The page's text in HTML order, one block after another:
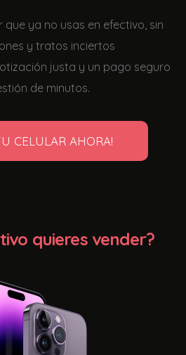
que ya no usas en efectivo, sin
y tratos inciertos
justa y un pago seguro
de minutos.
CELULAR AHORA!
quieres vender?